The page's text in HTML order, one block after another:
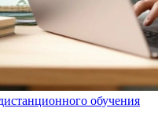
обучения